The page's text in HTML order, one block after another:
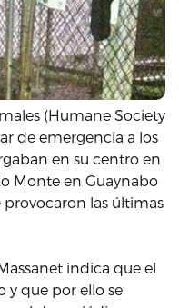
(Humane Society
de emergencia a los
en su centro en
Monte en Guaynabo
las últimas
indica que el
que por ello se